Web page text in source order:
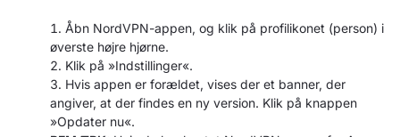
Åbn NordVPN-appen, og klik på profilikonet (person) i
øverste højre hjørne.
Klik på »Indstillinger«.
Hvis appen er forældet, vises der et banner, der
angiver, at der findes en ny version. Klik på knappen
»Opdater nu«.